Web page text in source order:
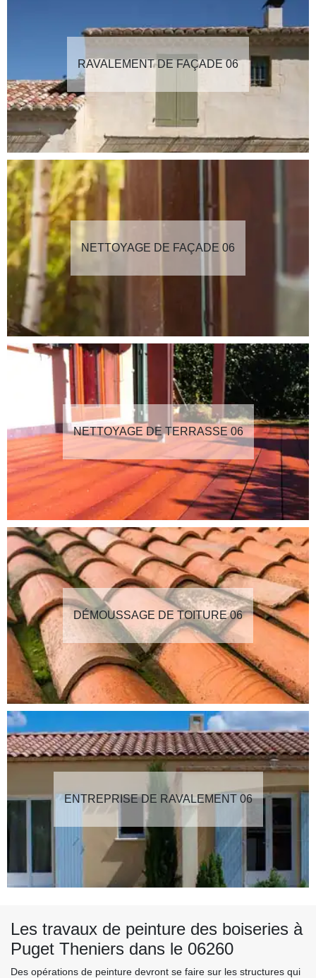
RAVALEMENT DE FAÇADE 06
NETTOYAGE DE FAÇADE 06
NETTOYAGE DE TERRASSE 06
DÉMOUSSAGE DE TOITURE 06
ENTREPRISE DE RAVALEMENT 06
Les travaux de peinture des boiseries à
Puget Theniers dans le 06260
Des opérations de peinture devront se faire sur les structures qui